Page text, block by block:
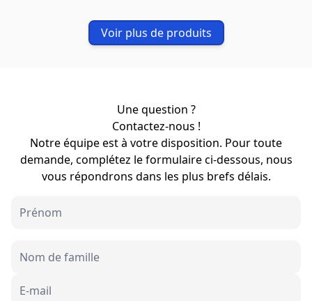
Voir plus de produits
Une question ?
Contactez-nous !
Notre équipe est à votre disposition. Pour toute
demande, complétez le formulaire ci-dessous, nous
vous répondrons dans les plus brefs délais.